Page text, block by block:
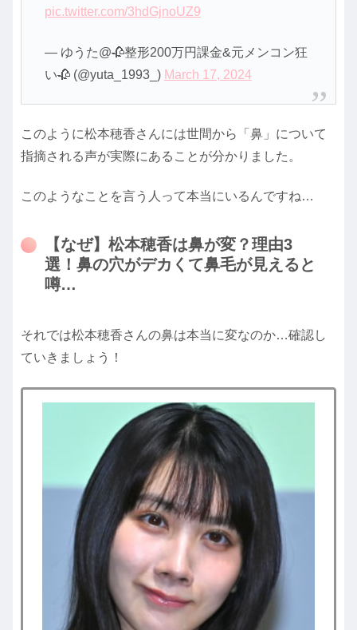
pic.twitter.com/3hdGjnoUZ9
— ゆうた@🥀整形200万円課金&元メンコン狂
い🥀 (@yuta_1993_) March 17, 2024
このように松本穂香さんには世間から「鼻」について
指摘される声が実際にあることが分かりました。
このようなことを言う人って本当にいるんですね…
【なぜ】松本穂香は鼻が変？理由3
選！鼻の穴がデカくて鼻毛が見えると
噂…
それでは松本穂香さんの鼻は本当に変なのか…確認し
ていきましょう！